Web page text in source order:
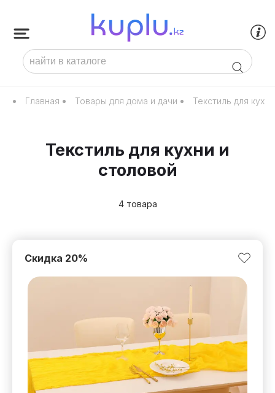
Главная Товары для дома и дачи Текстиль для
Текстиль для кухни и
столовой
4 товара
Скидка 20%